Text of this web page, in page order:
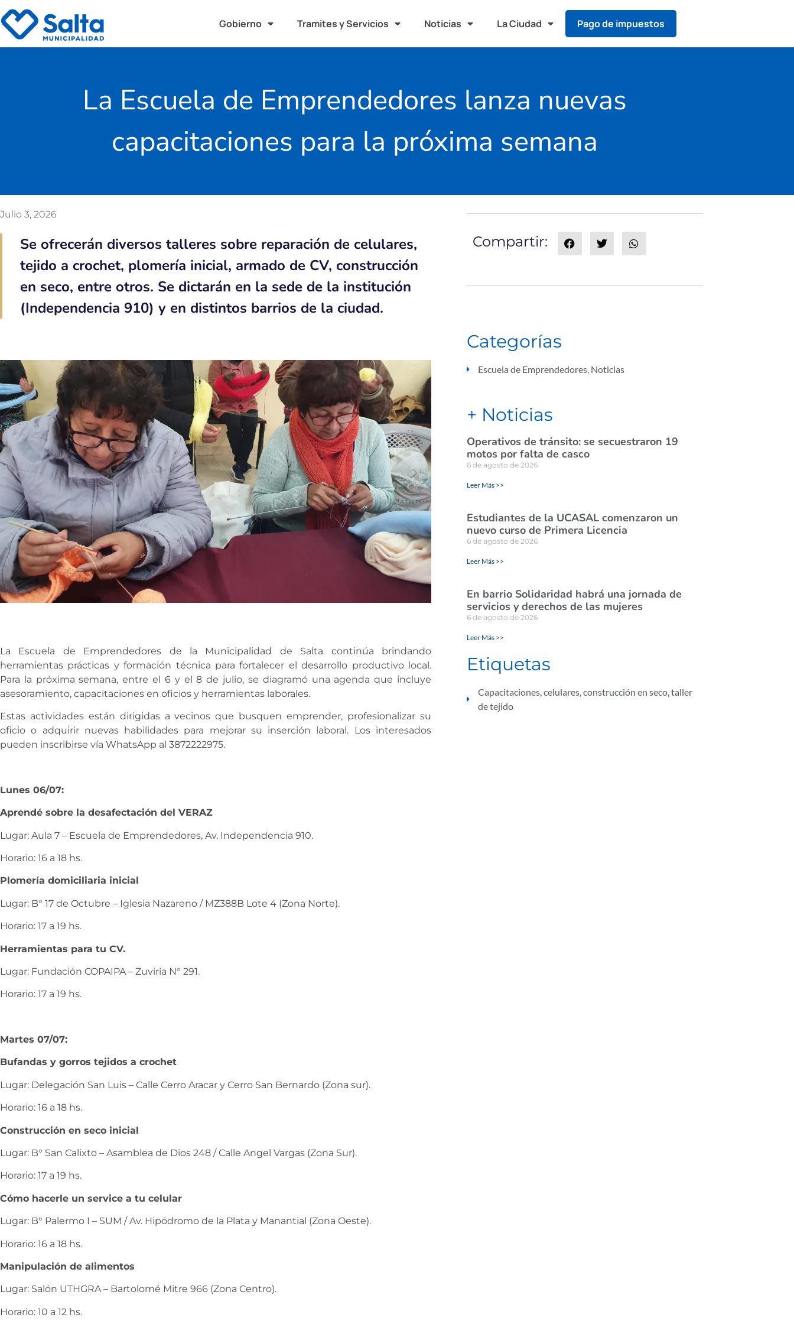
Gobierno Tramites y Servicios Noticias La Ciudad Pago de impuestos
La Escuela de Emprendedores lanza nuevas
capacitaciones para la próxima semana
Julio 3, 2026
Se ofrecerán diversos talleres sobre reparación de celulares,
tejido a crochet, plomería inicial, armado de CV, construcción
en seco, entre otros. Se dictarán en la sede de la institución
(Independencia 910) y en distintos barrios de la ciudad.
La Escuela de Emprendedores de la Municipalidad de Salta continúa brindando
herramientas prácticas y formación técnica para fortalecer el desarrollo productivo local.
Para la próxima semana, entre el 6 y el 8 de julio, se diagramó una agenda que incluye
asesoramiento, capacitaciones en oficios y herramientas laborales.
Estas actividades están dirigidas a vecinos que busquen emprender, profesionalizar su
oficio o adquirir nuevas habilidades para mejorar su inserción laboral. Los interesados
pueden inscribirse vía WhatsApp al 3872222975.
Lunes 06/07:
Aprendé sobre la desafectación del VERAZ
Lugar: Aula 7 – Escuela de Emprendedores, Av. Independencia 910.
Horario: 16 a 18 hs.
Plomería domiciliaria inicial
Lugar: B° 17 de Octubre – Iglesia Nazareno / MZ388B Lote 4 (Zona Norte).
Horario: 17 a 19 hs.
Herramientas para tu CV.
Lugar: Fundación COPAIPA – Zuviría N° 291.
Horario: 17 a 19 hs.
Martes 07/07:
Bufandas y gorros tejidos a crochet
Lugar: Delegación San Luis – Calle Cerro Aracar y Cerro San Bernardo (Zona sur).
Horario: 16 a 18 hs.
Construcción en seco inicial
Lugar: B° San Calixto – Asamblea de Dios 248 / Calle Angel Vargas (Zona Sur).
Horario: 17 a 19 hs.
Cómo hacerle un service a tu celular
Lugar: B° Palermo I – SUM / Av. Hipódromo de la Plata y Manantial (Zona Oeste).
Horario: 16 a 18 hs.
Manipulación de alimentos
Lugar: Salón UTHGRA – Bartolomé Mitre 966 (Zona Centro).
Horario: 10 a 12 hs.
Compartir:
Categorías
Escuela de Emprendedores, Noticias
+ Noticias
Operativos de tránsito: se secuestraron 19
motos por falta de casco
6 de agosto de 2026
Leer Más >>
Estudiantes de la UCASAL comenzaron un
nuevo curso de Primera Licencia
6 de agosto de 2026
Leer Más >>
En barrio Solidaridad habrá una jornada de
servicios y derechos de las mujeres
6 de agosto de 2026
Leer Más >>
Etiquetas
Capacitaciones,celulares,construcción en seco,taller
de tejido